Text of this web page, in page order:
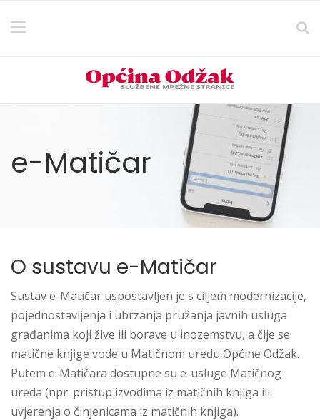
e-Matičar
O sustavu e-Matičar
Sustav e-Matičar uspostavljen je s ciljem modernizacije,
pojednostavljenja i ubrzanja pružanja javnih usluga
građanima koji žive ili borave u inozemstvu, a čije se
matične knjige vode u Matičnom uredu Općine Odžak.
Putem e-Matičara dostupne su e-usluge Matičnog
ureda (npr. pristup izvodima iz matičnih knjiga ili
uvjerenja o činjenicama iz matičnih knjiga).